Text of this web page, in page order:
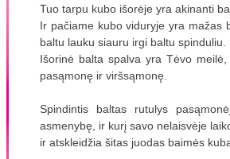
Tuo tarpu kubo išorėje yra akinanti
Ir pačiame kubo viduryje yra mažas
baltu lauku siauru irgi baltu spinduliu.
Išorinė balta spalva yra Tėvo
pasąmonę ir viršsąmonę.
Spindintis baltas rutulys
asmenybę, ir kurį savo nelaisvėje
ir atskleidžia šitas juodas baimės